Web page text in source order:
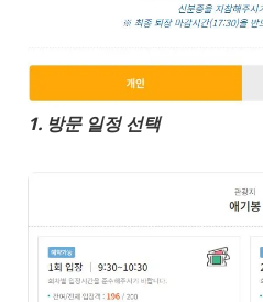
1. 방문 일정 선택